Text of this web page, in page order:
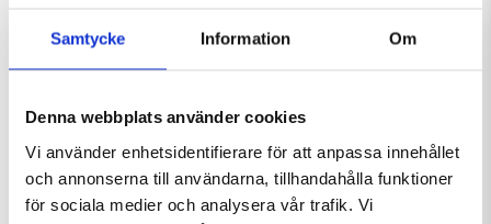
Samtycke Information Om
Denna webbplats använder cookies
Vi använder enhetsidentifierare för att anpassa innehållet
och annonserna till användarna, tillhandahålla funktioner
för sociala medier och analysera vår trafik. Vi